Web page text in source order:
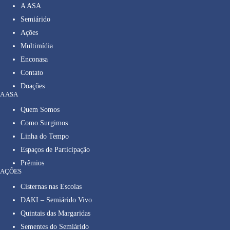
A ASA
Semiárido
Ações
Multimídia
Enconasa
Contato
Doações
A ASA
Quem Somos
Como Surgimos
Linha do Tempo
Espaços de Participação
Prêmios
AÇÕES
Cisternas nas Escolas
DAKI – Semiárido Vivo
Quintais das Margaridas
Sementes do Semiárido